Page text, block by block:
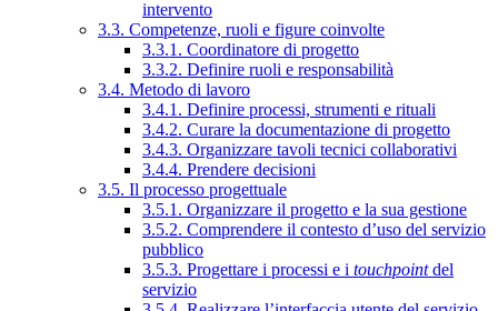
intervento
3.3. Competenze, ruoli e figure coinvolte
3.3.1. Coordinatore di progetto
3.3.2. Definire ruoli e responsabilità
3.4. Metodo di lavoro
3.4.1. Definire processi, strumenti e rituali
3.4.2. Curare la documentazione di progetto
3.4.3. Organizzare tavoli tecnici collaborativi
3.4.4. Prendere decisioni
3.5. Il processo progettuale
3.5.1. Organizzare il progetto e la sua gestione
3.5.2. Comprendere il contesto d’uso del servizio
pubblico
3.5.3. Progettare i processi e i touchpointdel
servizio